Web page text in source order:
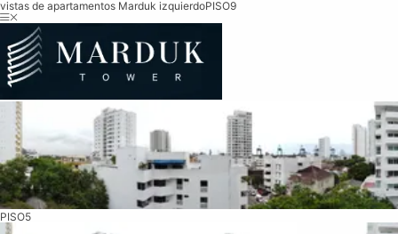
vistas de apartamentos Marduk izquierdoPISO9
PISO5